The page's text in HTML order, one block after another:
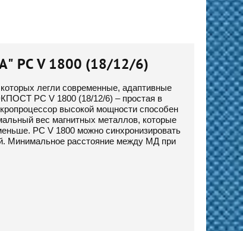
V 1800 (18/12/6)
легли современные, адаптивные
PC V 1800 (18/12/6) – простая в
высокой мощности способен
вес магнитных металлов, которые
PC V 1800 можно синхронизировать
Минимальное расстояние между МД при